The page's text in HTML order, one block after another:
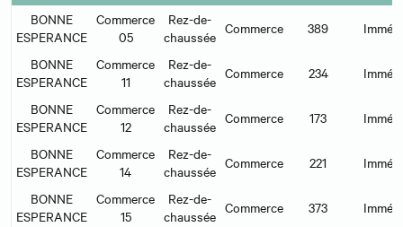
BONNE
ESPERANCE
Commerce
05
Rez-de-
chaussée Commerce 389
BONNE
ESPERANCE
Commerce
11
Rez-de-
chaussée Commerce 234
BONNE
ESPERANCE
Commerce
12
Rez-de-
chaussée Commerce 173
BONNE
ESPERANCE
Commerce
14
Rez-de-
chaussée Commerce 221
BONNE
ESPERANCE
Commerce
15
Rez-de-
chaussée Commerce 373